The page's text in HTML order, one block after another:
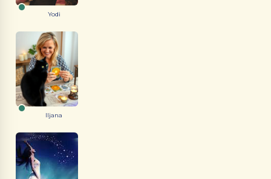
Yodi
Iljana